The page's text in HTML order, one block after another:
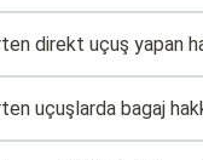
direkt uçuş yapan
uçuşlarda bagaj